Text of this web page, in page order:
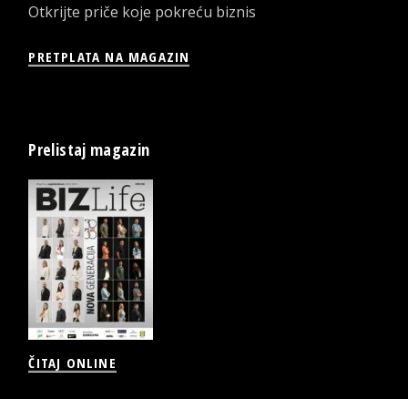
Otkrijte priče koje pokreću biznis
PRETPLATA NA MAGAZIN
Prelistaj magazin
ČITAJ ONLINE